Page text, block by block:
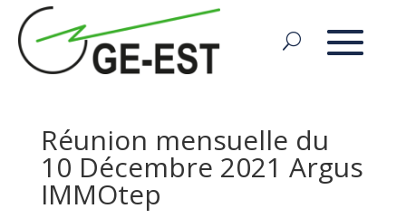
Réunion mensuelle du
10 Décembre 2021 Argus
IMMOtep